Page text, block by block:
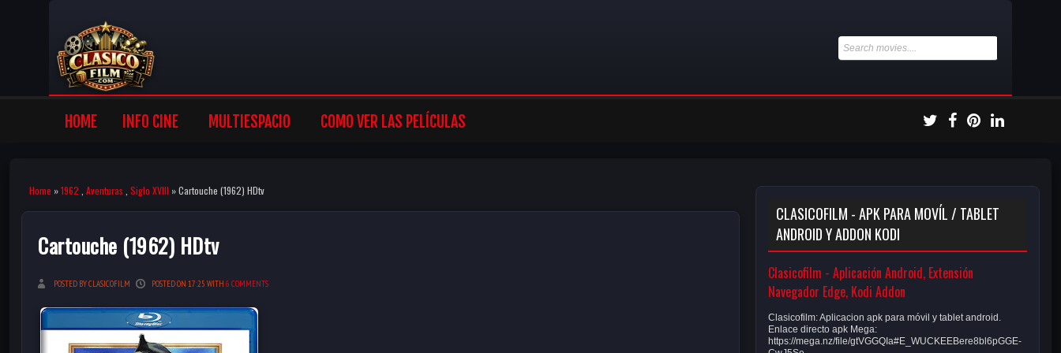
HOME INFO CINE MULTIESPACIO COMO VER LAS PELÍCULAS
Home »1962 Aventuras Siglo XVIII » Cartouche (1962) HDtv
Cartouche (1962) HDtv
POSTED BY CLASICOFILM POSTED ON 17:25 WITH 6 COMMENTS
CLASICOFILM - APK PARA MOVÍL / TABLET
ANDROID Y ADDON KODI
Clasicofilm - Aplicación Android, Extensión
Navegador Edge, Kodi Addon
Clasicofilm: Aplicacion apk para móvil y tablet android.
Enlace directo apk Mega:
https://mega.nz/file/gtVGGQIa#E_WUCKEEBere8bl6pGGE-